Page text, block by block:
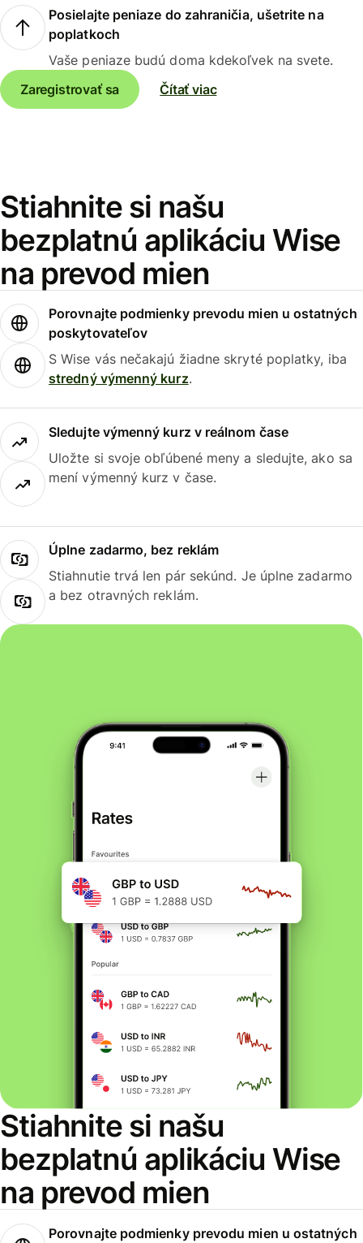
Posielajte peniaze do zahraničia, ušetrite na
poplatkoch
Vaše peniaze budú doma kdekoľvek na svete.
Zaregistrovať sa
Čítať viac
Stiahnite si našu
bezplatnú aplikáciu Wise
na prevod mien
Porovnajte podmienky prevodu mien u ostatných
poskytovateľov
S Wise vás nečakajú žiadne skryté poplatky, iba
stredný výmenný kurz.
Sledujte výmenný kurz v reálnom čase
Uložte si svoje obľúbené meny a sledujte, ako sa
mení výmenný kurz v čase.
Úplne zadarmo, bez reklám
Stiahnutie trvá len pár sekúnd. Je úplne zadarmo
a bez otravných reklám.
Stiahnite si našu
bezplatnú aplikáciu Wise
na prevod mien
Porovnajte podmienky prevodu mien u ostatných